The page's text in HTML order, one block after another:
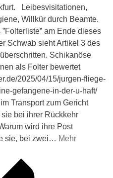
Leibesvisitationen,
Willkür durch Beamte.
am Ende dieses
Schwab sieht Artikel 3 des
Schikanöse
als Folter bewertet
2025/04/15/jurgen-fliege-
gefangene-in-der-u-haft/
Transport zum Gericht
bei ihrer Rückkehr
wird ihre Post
sie, bei zwei… Mehr